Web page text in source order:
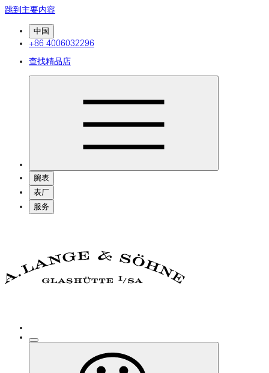
跳到主要内容
中国
+86 4006032296
查找精品店
腕表
表厂
服务